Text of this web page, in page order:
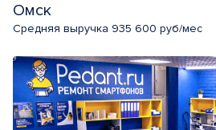
Омск
Средняя выручка 935 600 руб/мес